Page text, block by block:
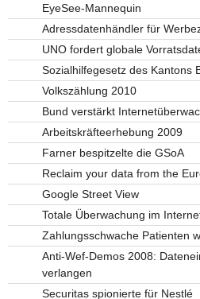
EyeSee-Mannequin
Adressdatenhändler für
UNO fordert globale
Sozialhilfegesetz des Kantons
Volkszählung 2010
Bund verstärkt
Arbeitskräfteerhebung 2009
Farner bespitzelte die GSoA
Reclaim your data from the
Google Street View
Totale Überwachung im
Zahlungsschwache Patienten
Anti-Wef-Demos 2008:
verlangen
Securitas spionierte für Nestlé